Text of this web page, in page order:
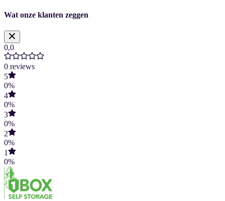
Wat onze klanten zeggen
0,0
0 reviews
5
0%
4
0%
3
0%
2
0%
1
0%